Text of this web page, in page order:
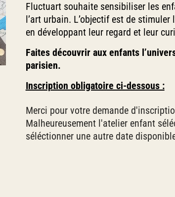
Fluctuart souhaite sensibiliser les
l’art urbain. L’objectif est de
en développant leur regard et leur
Faites découvrir aux enfants
parisien.
Inscription obligatoire ci-dessous :
Merci pour votre demande
Malheureusement l'atelier enfant
séléctionner une autre date